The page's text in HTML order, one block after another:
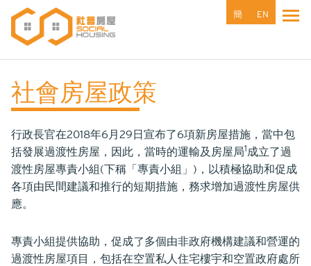
內
簡 EN
社會房屋政策
行政長官在2018年6月29日宣布了6項新房屋措施，當中包
括發展過渡性房屋，因此，當時的運輸及房屋局1 成立了過
渡性房屋專責小組(下稱「專責小組」)，以積極協助和促成
各項由民間建議和推行的短期措施，務求增加過渡性房屋供
應。
專責小組提供協助，促成了多個由非政府機構建議和營運的
過渡性房屋項目，包括在空置私人住宅樓宇和空置政府處所